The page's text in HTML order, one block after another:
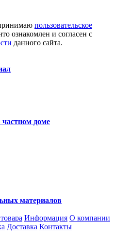
пользовательское
ознакомлен и согласен с
данного сайта.
доме
материалов
Информация О компании
Доставка Контакты